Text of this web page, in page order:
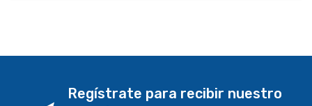
Regístrate para recibir nuestro